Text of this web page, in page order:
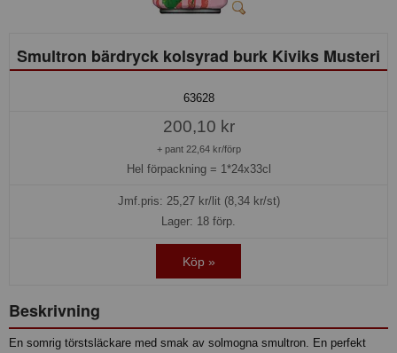
Smultron bärdryck kolsyrad burk Kiviks Musteri
63628
200,10 kr
+ pant 22,64 kr/förp
Hel förpackning = 1*24x33cl
Jmf.pris: 25,27kr/lit (8,34 kr/st)
Lager: 18 förp.
Köp »
Beskrivning
En somrig törstsläckare med smak av solmogna smultron. En perfekt